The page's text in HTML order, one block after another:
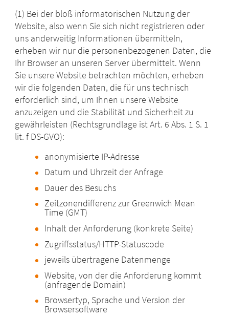
(1) Bei der bloß informatorischen Nutzung der
Website, also wenn Sie sich nicht registrieren oder
uns anderweitig Informationen übermitteln,
erheben wir nur die personenbezogenen Daten, die
Ihr Browser an unseren Server übermittelt. Wenn
Sie unsere Website betrachten möchten, erheben
wir die folgenden Daten, die für uns technisch
erforderlich sind, um Ihnen unsere Website
anzuzeigen und die Stabilität und Sicherheit zu
gewährleisten (Rechtsgrundlage ist Art. 6 Abs. 1 S. 1
lit. f DS-GVO):
anonymisierte IP-Adresse
Datum und Uhrzeit der Anfrage
Dauer des Besuchs
Zeitzonendifferenz zur Greenwich Mean
Time (GMT)
Inhalt der Anforderung (konkrete Seite)
Zugriffsstatus/HTTP-Statuscode
jeweils übertragene Datenmenge
Website, von der die Anforderung kommt
(anfragende Domain)
Browsertyp, Sprache und Version der
Browsersoftware